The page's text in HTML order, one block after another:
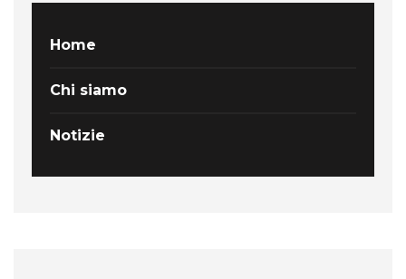
Home
Chi siamo
Notizie